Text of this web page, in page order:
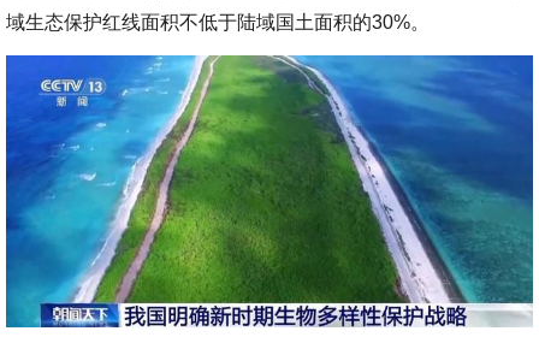
域生态保护红线面积不低于陆域国土面积的30%。